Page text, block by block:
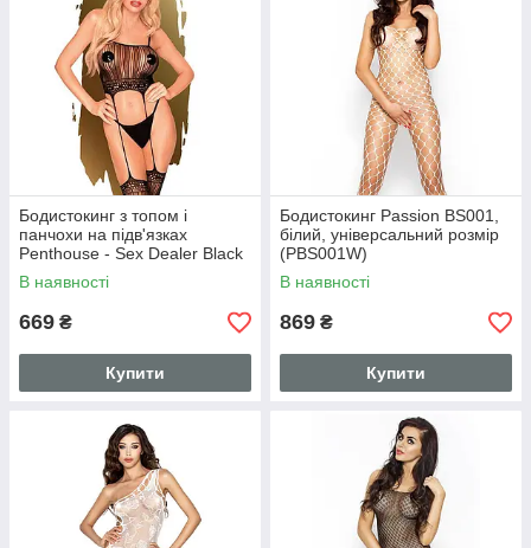
Бодистокинг з топом і
панчохи на підв'язках
Penthouse - Sex Dealer Black
XL
В наявності
669 ₴
Купити
Бодистокинг Passion BS001,
білий, універсальний розмір
(PBS001W)
В наявності
869 ₴
Купити